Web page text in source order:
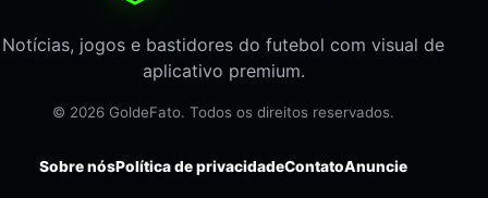
Notícias, jogos e bastidores do futebol com visual de
aplicativo premium.
© 2026 GoldeFato. Todos os direitos reservados.
Sobre nósPolítica de privacidadeContatoAnuncie